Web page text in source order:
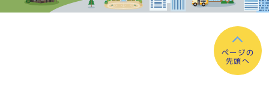
ページの
先頭へ